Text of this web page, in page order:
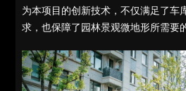
为本项目的创新技术，不仅满足了车
求，也保障了园林景观微地形所需要